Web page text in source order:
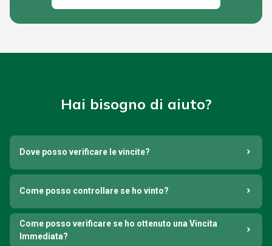
Hai bisogno di aiuto?
Dove posso verificare le vincite?
Come posso controllare se ho vinto?
Come posso verificare se ho ottenuto una Vincita
Immediata?